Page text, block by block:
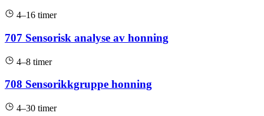
4–16 timer
707 Sensorisk analyse av honning
4–8 timer
708 Sensorikkgruppe honning
4–30 timer